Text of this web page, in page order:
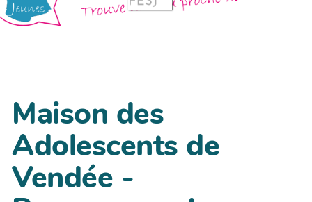
Maison des
Adolescents de
Vendée -